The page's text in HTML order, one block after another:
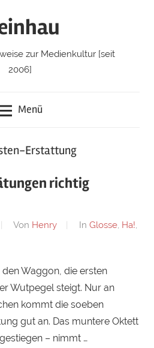
zur Medienkultur [seit
2006]
Menü
Erstattung
richtig
Von Henry In Glosse, Ha!,
Waggon, die ersten
Wutpegel steigt. Nur an
kommt die soeben
gut an. Das muntere Oktett
– nimmt …